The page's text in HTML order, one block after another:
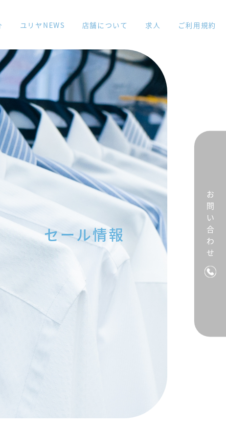
ユリヤNEWS 店舗について 求人 ご利用規約
セール情報 お問い合わせ